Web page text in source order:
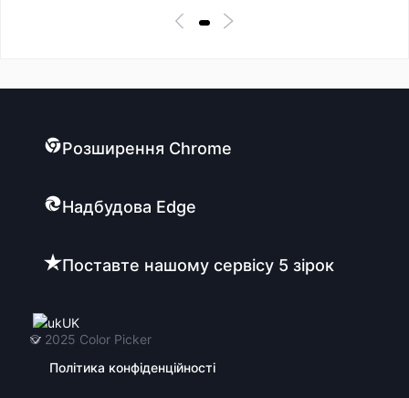
Розширення Chrome
Надбудова Edge
Поставте нашому сервісу 5 зірок
UK
© 2025 Color Picker
Політика конфіденційності